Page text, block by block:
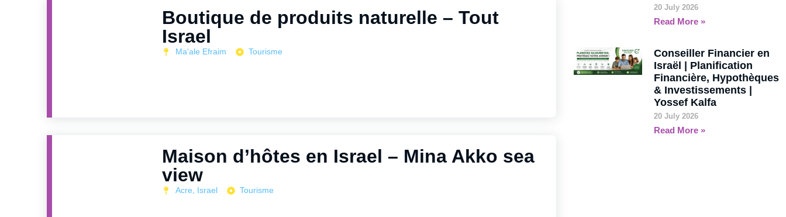
Boutique de produits naturelle – Tout
Israel
Ma'ale Efraim Tourisme
Maison d’hôtes en Israel – Mina Akko sea
view
Acre, Israel Tourisme
20 July 2026
Read More »
Conseiller Financier en
Israël | Planification
Financière, Hypothèques
& Investissements |
Yossef Kalfa
20 July 2026
Read More »